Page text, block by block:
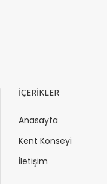
İÇERİKLER
Anasayfa
Kent Konseyi
İletişim